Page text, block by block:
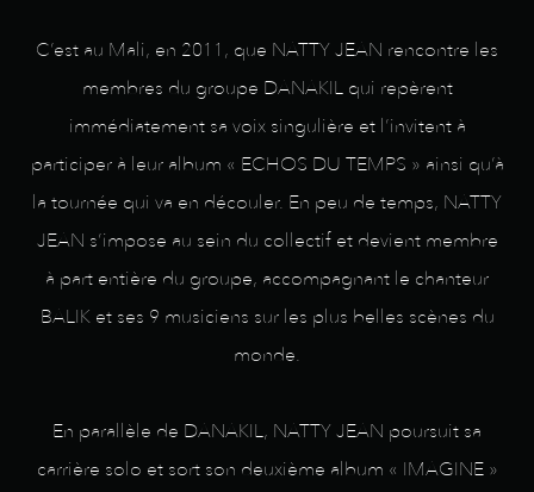
C’est au Mali, en 2011, que NATTY JEAN rencontre les
membres du groupe DANAKIL qui repèrent
immédiatement sa voix singulière et l’invitent à
participer à leur album « ECHOS DU TEMPS » ainsi qu’à
la tournée qui va en découler. En peu de temps, NATTY
JEAN s’impose au sein du collectif et devient membre
à part entière du groupe, accompagnant le chanteur
BALIK et ses 9 musiciens sur les plus belles scènes du
monde.
En parallèle de DANAKIL, NATTY JEAN poursuit sa
carrière solo et sort son deuxième album « IMAGINE »